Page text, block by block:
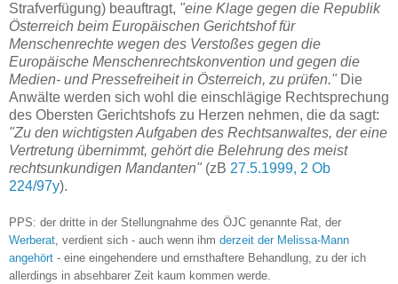
Strafverfügung) beauftragt, "eine Klage gegen die Republik
Österreich beim Europäischen Gerichtshof für
Menschenrechte wegen des Verstoßes gegen die
Europäische Menschenrechtskonvention und gegen die
Medien- und Pressefreiheit in Österreich, zu prüfen." Die
Anwälte werden sich wohl die einschlägige Rechtsprechung
des Obersten Gerichtshofs zu Herzen nehmen, die da sagt:
"Zu den wichtigsten Aufgaben des Rechtsanwaltes, der eine
Vertretung übernimmt, gehört die Belehrung des meist
rechtsunkundigen Mandanten" (zB 27.5.1999, 2 Ob
224/97y).
PPS: der dritte in der Stellungnahme des ÖJC genannte Rat, der
Werberat, verdient sich - auch wenn ihm derzeit der Melissa-Mann
angehört - eine eingehendere und ernsthaftere Behandlung, zu der ich
allerdings in absehbarer Zeit kaum kommen werde.